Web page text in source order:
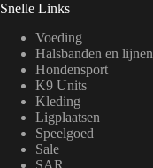
Snelle Links
Voeding
Halsbanden en lijnen
Hondensport
K9 Units
Kleding
Ligplaatsen
Speelgoed
Sale
SAR